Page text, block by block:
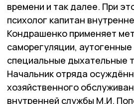
времени и так далее. При
психолог капитан
Кондрашенко применяет
саморегуляции, аутогенные
специальные дыхательные
Начальник отряда
хозяйственного
внутренней службы М.И.